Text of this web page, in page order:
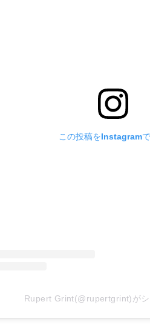
この投稿をInstagram
Rupert Grint(@rupertgrint)が